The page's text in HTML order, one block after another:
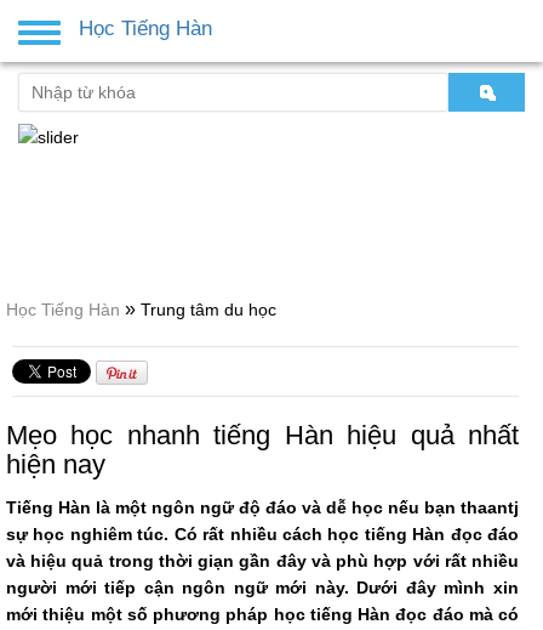
Học Tiếng Hàn » Trung tâm du học
Mẹo học nhanh tiếng Hàn hiệu quả nhất
hiện nay
Tiếng Hàn là một ngôn ngữ độ đáo và dễ học nếu bạn thaantj
sự học nghiêm túc. Có rất nhiều cách học tiếng Hàn đọc đáo
và hiệu quả trong thời giạn gần đây và phù hợp với rất nhiều
người mới tiếp cận ngôn ngữ mới này. Dưới đây mình xin
mới thiệu một số phương pháp học tiếng Hàn đọc đáo mà có
Toggle
navigation
Học Tiếng Hàn